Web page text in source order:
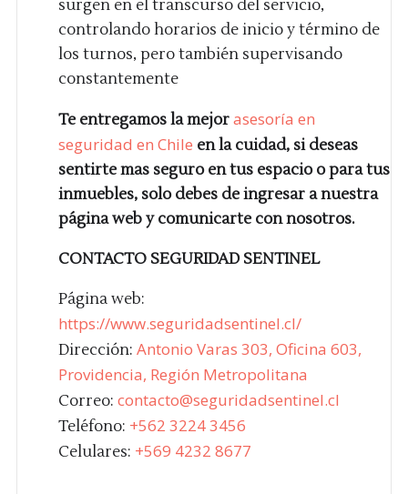
surgen en el transcurso del servicio,
controlando horarios de inicio y término de
los turnos, pero también supervisando
constantemente
Te entregamos la mejorasesoría en
seguridad en Chile en la cuidad, si deseas
sentirte mas seguro en tus espacio o para tus
inmuebles, solo debes de ingresar a nuestra
página web y comunicarte con nosotros.
CONTACTO SEGURIDAD SENTINEL
Página web:
https://www.seguridadsentinel.cl/
Dirección: Antonio Varas 303, Oficina 603,
Providencia, Región Metropolitana
Correo: contacto@seguridadsentinel.cl
Teléfono: +562 3224 3456
Celulares: +569 4232 8677